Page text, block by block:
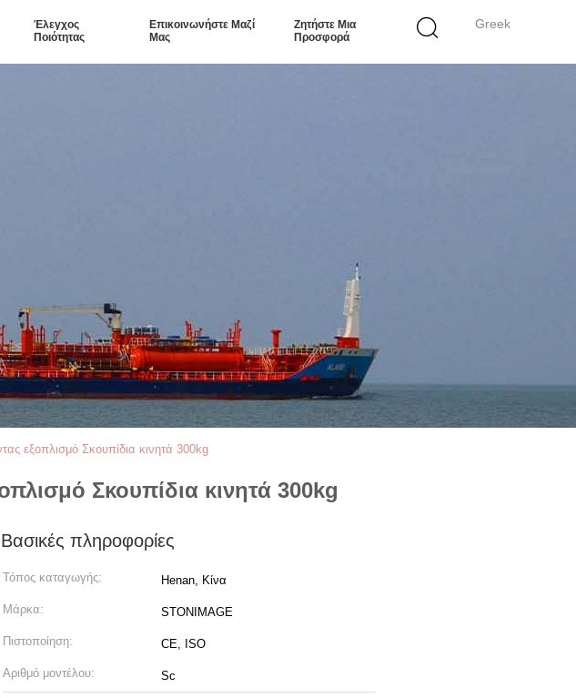
Greek
Έλεγχος
Ποιότητας
Επικοινωνήστε Μαζί
Μας
Ζητήστε Μια
Προσφορά
εξοπλισμό Σκουπίδια κινητά 300kg
Σκουπίδια κινητά 300kg
Βασικές πληροφορίες
Τόπος καταγωγής: Henan, Κίνα
Μάρκα: STONIMAGE
Πιστοποίηση: CE, ISO
Αριθμό μοντέλου: Sc